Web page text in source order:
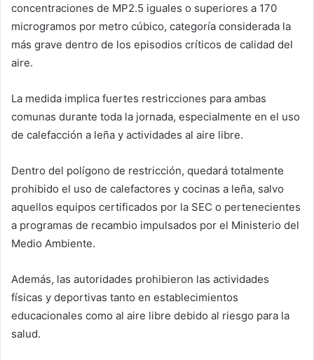
concentraciones de MP2.5 iguales o superiores a 170
microgramos por metro cúbico, categoría considerada la
más grave dentro de los episodios críticos de calidad del
aire.
La medida implica fuertes restricciones para ambas
comunas durante toda la jornada, especialmente en el uso
de calefacción a leña y actividades al aire libre.
Dentro del polígono de restricción, quedará totalmente
prohibido el uso de calefactores y cocinas a leña, salvo
aquellos equipos certificados por la SEC o pertenecientes
a programas de recambio impulsados por el Ministerio del
Medio Ambiente.
Además, las autoridades prohibieron las actividades
físicas y deportivas tanto en establecimientos
educacionales como al aire libre debido al riesgo para la
salud.